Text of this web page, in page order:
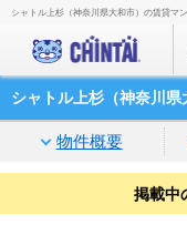
シャトル上杉（神奈川県大和市）の賃貸マ
シャトル上杉（神奈川
物件概要
掲載中